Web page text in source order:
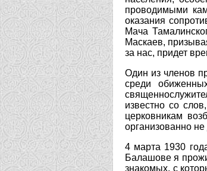
проводимыми
оказания
Мача
Маскаев,
за нас, придет
Один из членов
среди
известно со
церковникам
организованно не
4 марта 1930
Балашове я
знакомых, с